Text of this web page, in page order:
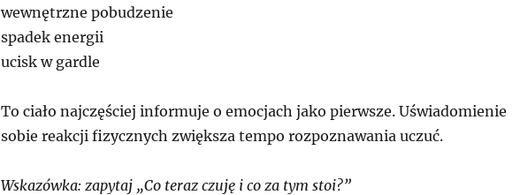
wewnętrzne pobudzenie
spadek energii
ucisk w gardle
To ciało najczęściej informuje o emocjach jako pierwsze. Uświadomienie
sobie reakcji fizycznych zwiększa tempo rozpoznawania uczuć.
Wskazówka: zapytaj „Co teraz czuję i co za tym stoi?”